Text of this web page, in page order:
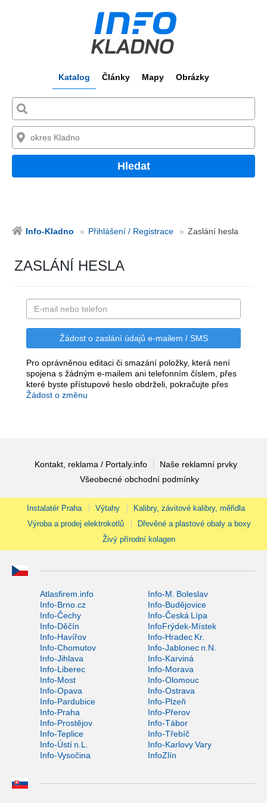
Katalog Články Mapy Obrázky
Hledat
Info-Kladno Přihlášení / Registrace Zaslání hesla
ZASLÁNÍ HESLA
Pro oprávněnou editaci či smazání položky, která není
spojena s žádným e-mailem ani telefonním číslem, přes
které byste přístupové heslo obdrželi, pokračujte přes
Žádost o změnu
Kontakt, reklama / Portaly.info
Naše reklamní prvky
Všeobecné obchodní podmínky
Instalatér Praha Výtahy
Kalibry, závitové kalibry, měřidla
Výroba a prodej elektrokotlů
Dřevěné a plastové obaly a boxy
Živý přírodní kolagen
Atlasfirem.info
Info-M. Boleslav
Info-Brno.cz
Info-Budějovice
Info-Čechy
Info-Česká Lípa
Info-Děčín
InfoFrýdek-Místek
Info-Havířov
Info-Hradec Kr.
Info-Chomutov
Info-Jablonec n.N.
Info-Jihlava
Info-Karviná
Info-Liberec
Info-Morava
Info-Most
Info-Olomouc
Info-Opava
Info-Ostrava
Info-Pardubice
Info-Plzeň
Info-Praha
Info-Přerov
Info-Prostějov
Info-Tábor
Info-Teplice
Info-Třebíč
Info-Ústí n.L.
Info-Karlovy Vary
Info-Vysočina
InfoZlín